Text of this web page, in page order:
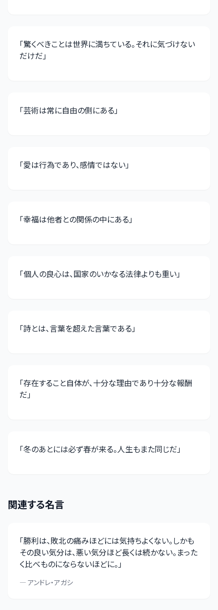
「驚くべきことは世界に満ちている。それに気づけない
だけだ」
「芸術は常に自由の側にある」
「愛は行為であり、感情ではない」
「幸福は他者との関係の中にある」
「個人の良心は、国家のいかなる法律よりも重い」
「詩とは、言葉を超えた言葉である」
「存在すること自体が、十分な理由であり十分な報酬
だ」
「冬のあとには必ず春が来る。人生もまた同じだ」
関連する名言
「勝利は、敗北の痛みほどには気持ちよくない。しかも
その良い気分は、悪い気分ほど長くは続かない。まった
く比べものにならないほどに。」
— アンドレ・アガシ